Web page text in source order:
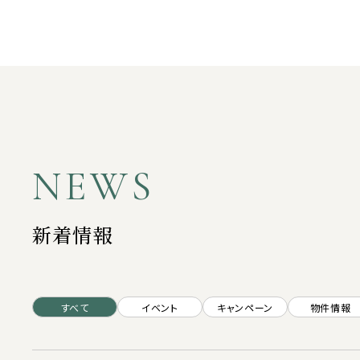
NEWS
新着情報
すべて イベント キャンペーン 物件情報